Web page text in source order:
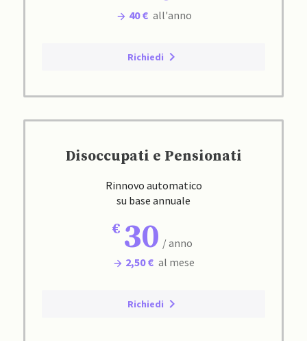
40 € all'anno
Richiedi
Disoccupati e Pensionati
Rinnovo automatico
su base annuale
30 / anno
2,50 € al mese
Richiedi